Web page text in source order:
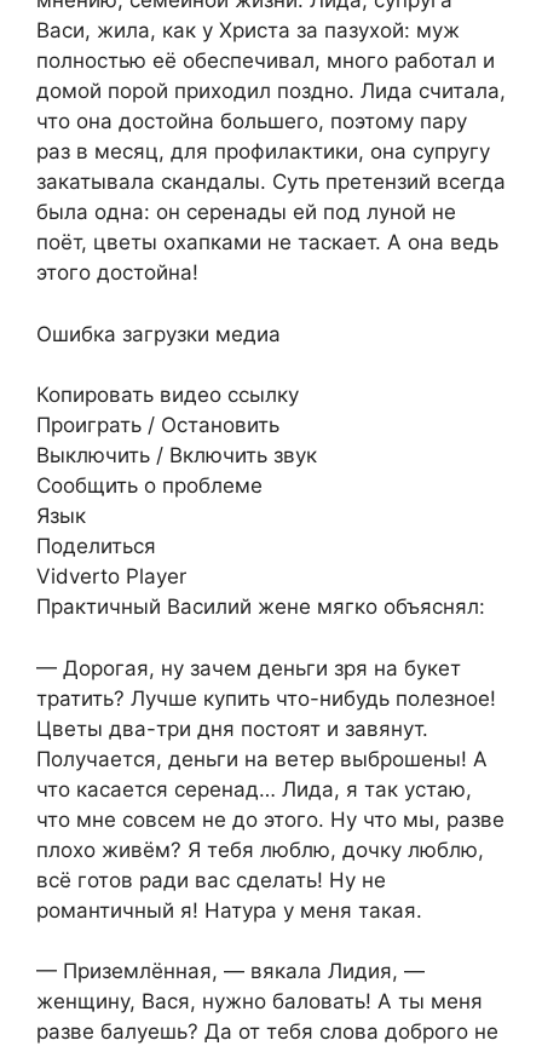
Васи, жила, как у Христа за пазухой: муж
полностью её обеспечивал, много работал и
домой порой приходил поздно. Лида считала,
что она достойна большего, поэтому пару
раз в месяц, для профилактики, она супругу
закатывала скандалы. Суть претензий всегда
была одна: он серенады ей под луной не
поёт, цветы охапками не таскает. А она ведь
этого достойна!​
Ошибка загрузки медиа
Копировать видео ссылку
Проиграть / Остановить
Выключить / Включить звук
Сообщить о проблеме
Язык
Поделиться
Vidverto Player
​Практичный Василий жене мягко объяснял:​
​— Дорогая, ну зачем деньги зря на букет
тратить? Лучше купить что-нибудь полезное!
Цветы два-три дня постоят и завянут.
Получается, деньги на ветер выброшены! А
что касается серенад… Лида, я так устаю,
что мне совсем не до этого. Ну что мы, разве
плохо живём? Я тебя люблю, дочку люблю,
всё готов ради вас сделать! Ну не
романтичный я! Натура у меня такая.​
​— Приземлённая, — вякала Лидия, —
женщину, Вася, нужно баловать! А ты меня
разве балуешь? Да от тебя слова доброго не